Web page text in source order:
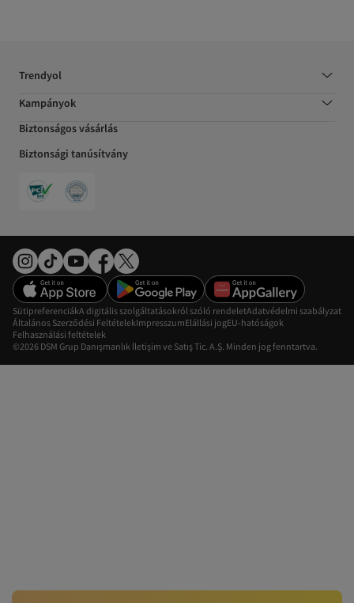
Trendyol
Kampányok
Biztonságos vásárlás
Biztonsági tanúsítvány
©2026 DSM Grup Danışmanlık İletişim ve Satış Tic. A.Ş. Minden jog fenntartva.
SütipreferenciákA digitális szolgáltatásokról szóló rendeletAdatvédelmi szabályzat
Általános Szerződési FeltételekImpresszumElállási jogEU-hatóságok
Felhasználási feltételek